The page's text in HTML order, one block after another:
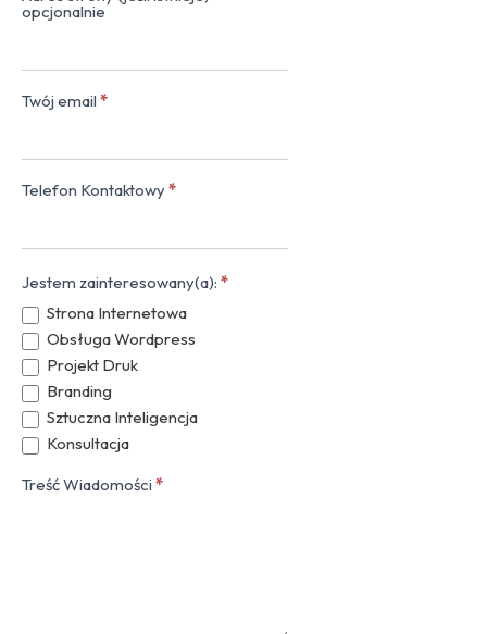
opcjonalnie
Twój email *
Telefon Kontaktowy*
Jestem zainteresowany(a): *
Strona Internetowa
Obsługa Wordpress
Projekt Druk
Branding
Sztuczna Inteligencja
Konsultacja
Treść Wiadomości *